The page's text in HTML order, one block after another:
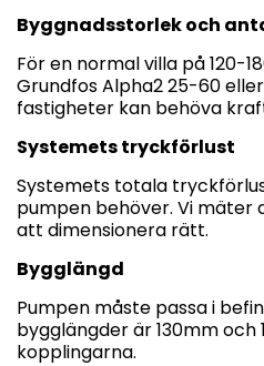
Byggnadsstorlek och
För en normal villa på 120-
Grundfos Alpha2 25-60
fastigheter kan behöva
Systemets tryckförlust
Systemets totala
pumpen behöver. Vi mäter
att dimensionera rätt.
Bygglängd
Pumpen måste passa i
bygglängder är 130mm och
kopplingarna.